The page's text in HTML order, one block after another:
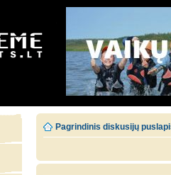
Pagrindinis diskusijų